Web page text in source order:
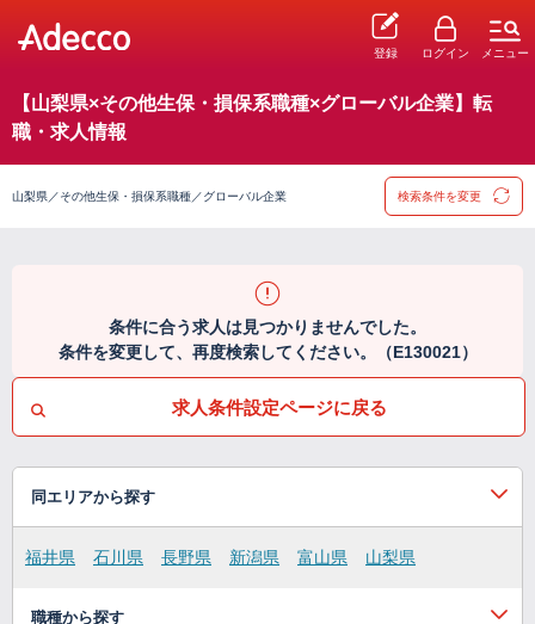
登録 ログイン メニュー
【山梨県×その他生保・損保系職種×グローバル企業】転
職・求人情報
山梨県／その他生保・損保系職種／グローバル企業 検索条件を変更
条件に合う求人は見つかりませんでした。
条件を変更して、再度検索してください。（E130021）
求人条件設定ページに戻る
同エリアから探す
福井県 石川県 長野県 新潟県 富山県 山梨県
職種から探す